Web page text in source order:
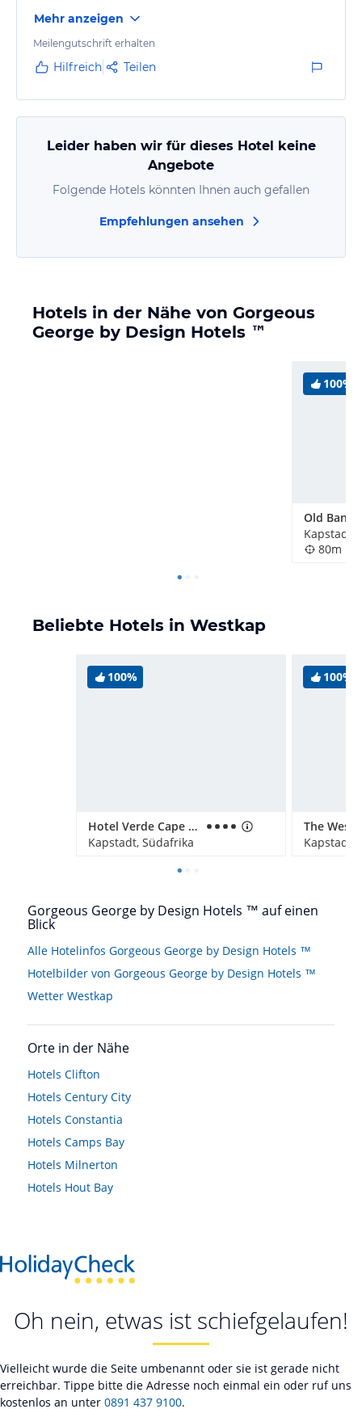
müsste an einem anderen Standort stehen.
Mehr anzeigen
Meilengutschrift erhalten
Hilfreich Teilen
Leider haben wir für dieses Hotel keine
Angebote
Folgende Hotels könnten Ihnen auch gefallen
Empfehlungen ansehen
Hotels in der Nähe von Gorgeous
George by Design Hotels ™
100%
Kapstadt,
80m
Beliebte Hotels in Westkap
100%
Hotel Verde Cape Town Airport
Kapstadt, Südafrika
100%
Kapstadt,
Gorgeous George by Design Hotels ™ auf einen
Blick
Alle Hotelinfos Gorgeous George by Design Hotels ™
Hotelbilder von Gorgeous George by Design Hotels ™
Wetter Westkap
Orte in der Nähe
Hotels Clifton
Hotels Century City
Hotels Constantia
Hotels Camps Bay
Hotels Milnerton
Hotels Hout Bay
Oh nein, etwas ist schiefgelaufen!
Vielleicht wurde die Seite umbenannt oder sie ist gerade nicht
erreichbar. Tippe bitte die Adresse noch einmal ein oder ruf uns
kostenlos an unter 0891 437 9100.